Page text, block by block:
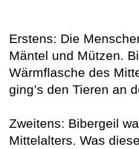
Erstens: Die
Mäntel und Mützen.
Wärmflasche des
ging’s den Tieren an
Zweitens: Bibergeil
Mittelalters. Was